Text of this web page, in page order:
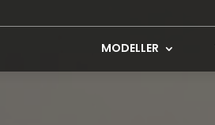
MODELLER